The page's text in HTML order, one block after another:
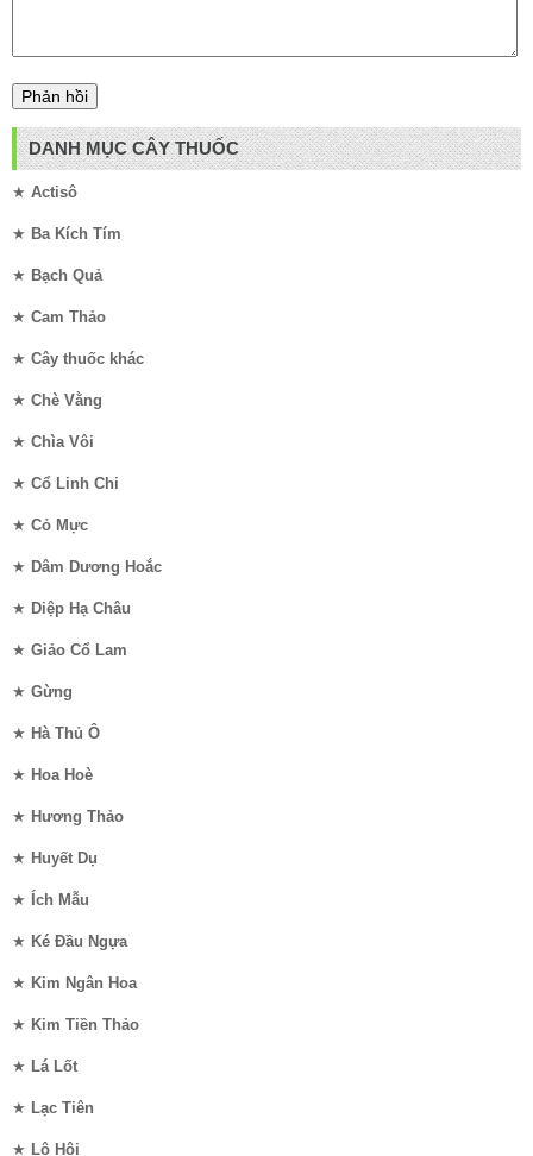
DANH MỤC CÂY THUỐC
★ Actisô
★ Ba Kích Tím
★ Bạch Quả
★ Cam Thảo
★ Cây thuốc khác
★ Chè Vằng
★ Chìa Vôi
★ Cổ Linh Chi
★ Cỏ Mực
★ Dâm Dương Hoắc
★ Diệp Hạ Châu
★ Giảo Cổ Lam
★ Gừng
★ Hà Thủ Ô
★ Hoa Hoè
★ Hương Thảo
★ Huyết Dụ
★ Ích Mẫu
★ Ké Đầu Ngựa
★ Kim Ngân Hoa
★ Kim Tiền Thảo
★ Lá Lốt
★ Lạc Tiên
★ Lô Hội